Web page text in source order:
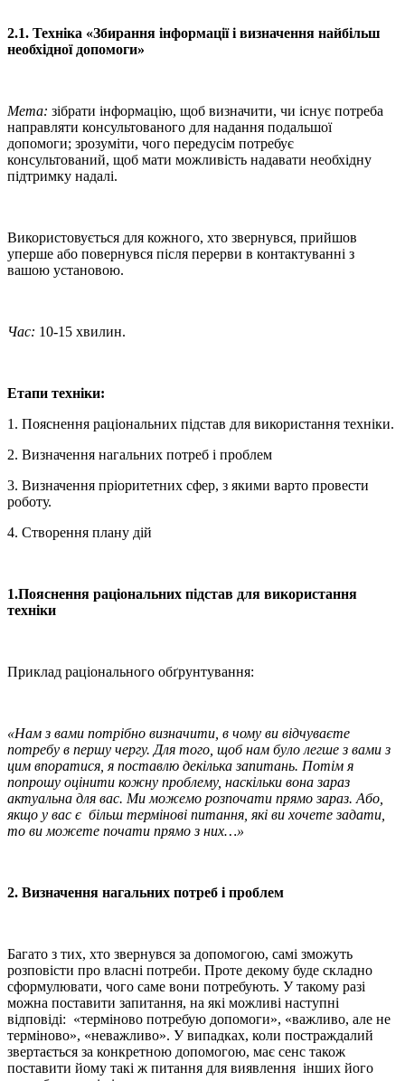
2.1. Техніка «Збирання інформації і визначення найбільш
необхідної допомоги»
Мета: зібрати інформацію, щоб визначити, чи існує потреба
направляти консультованого для надання подальшої
допомоги; зрозуміти, чого передусім потребує
консультований, щоб мати можливість надавати необхідну
підтримку надалі.
Використовується для кожного, хто звернувся, прийшов
уперше або повернувся після перерви в контактуванні з
вашою установою.
Час: 10-15 хвилин.
Етапи техніки:
1. Пояснення раціональних підстав для використання техніки.
2. Визначення нагальних потреб і проблем
3. Визначення пріоритетних сфер, з якими варто провести
роботу.
4. Створення плану дій
1.Пояснення раціональних підстав для використання
техніки
Приклад раціонального обґрунтування:
«Нам з вами потрібно визначити, в чому ви відчуваєте
потребу в першу чергу. Для того, щоб нам було легше з вами з
цим впоратися, я поставлю декілька запитань. Потім я
попрошу оцінити кожну проблему, наскільки вона зараз
актуальна для вас. Ми можемо розпочати прямо зараз. Або,
якщо у вас є більш термінові питання, які ви хочете задати,
то ви можете почати прямо з них…»
2. Визначення нагальних потреб і проблем
Багато з тих, хто звернувся за допомогою, самі зможуть
розповісти про власні потреби. Проте декому буде складно
сформулювати, чого саме вони потребують. У такому разі
можна поставити запитання, на які можливі наступні
відповіді: «терміново потребую допомоги», «важливо, але не
терміново», «неважливо». У випадках, коли постраждалий
звертається за конкретною допомогою, має сенс також
поставити йому такі ж питання для виявлення інших його